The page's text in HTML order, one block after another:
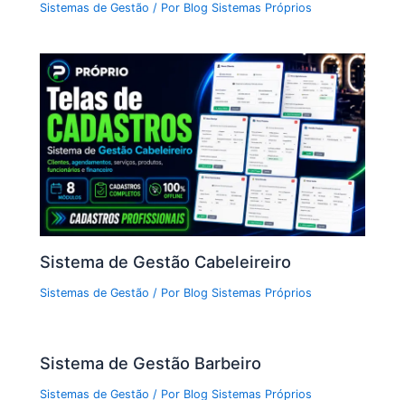
Sistemas de Gestão / Por Blog Sistemas Próprios
Sistema de Gestão Cabeleireiro
Sistemas de Gestão / Por Blog Sistemas Próprios
Sistema de Gestão Barbeiro
Sistemas de Gestão / Por Blog Sistemas Próprios